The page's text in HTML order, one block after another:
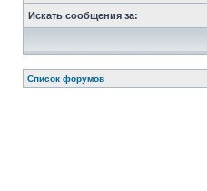
Искать сообщения за:
Список форумов